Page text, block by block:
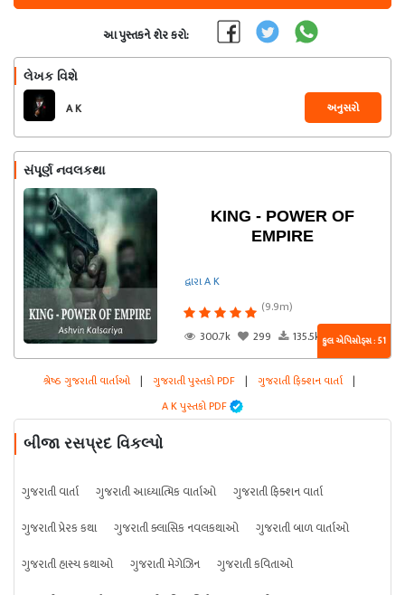
આ પુસ્તકને શેર કરો:
લેખક વિશે
A K અનુસરો
સંપૂર્ણ નવલકથા
KING - POWER OF
EMPIRE
દ્વારા A K
(9.9m)
300.7k
299 135.5k કુલ એપિસોડ્સ : 51
શ્રેષ્ઠ ગુજરાતી વાર્તાઓ | ગુજરાતી પુસ્તકો PDF | ગુજરાતી ફિક્શન વાર્તા |
A K પુસ્તકો PDF
બીજા રસપ્રદ વિકલ્પો
ગુજરાતી વાર્તા ગુજરાતી આધ્યાત્મિક વાર્તાઓ
ગુજરાતી ફિક્શન વાર્તા
ગુજરાતી પ્રેરક કથા
ગુજરાતી ક્લાસિક નવલકથાઓ
ગુજરાતી બાળ વાર્તાઓ
ગુજરાતી હાસ્ય કથાઓ
ગુજરાતી મેગેઝિન
ગુજરાતી કવિતાઓ